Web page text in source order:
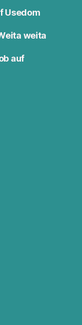
Usedom
weita
auf